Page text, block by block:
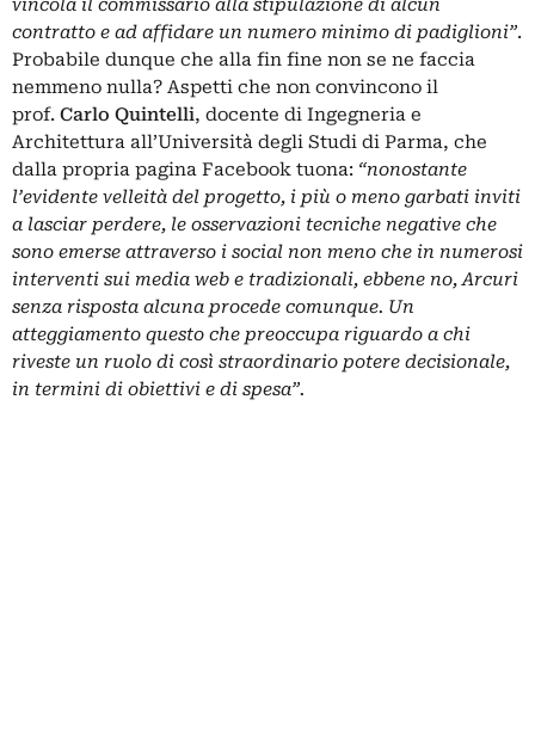
vincola il commissario alla stipulazione di alcun
contratto e ad affidare un numero minimo di padiglioni”.
Probabile dunque che alla fin fine non se ne faccia
nemmeno nulla? Aspetti che non convincono il
prof. Carlo Quintelli, docente di Ingegneria e
Architettura all’Università degli Studi di Parma, che
dalla propria pagina Facebook tuona: “nonostante
l’evidente velleità del progetto, i più o meno garbati inviti
a lasciar perdere, le osservazioni tecniche negative che
sono emerse attraverso i social non meno che in numerosi
interventi sui media web e tradizionali, ebbene no, Arcuri
senza risposta alcuna procede comunque. Un
atteggiamento questo che preoccupa riguardo a chi
riveste un ruolo di così straordinario potere decisionale,
in termini di obiettivi e di spesa”.